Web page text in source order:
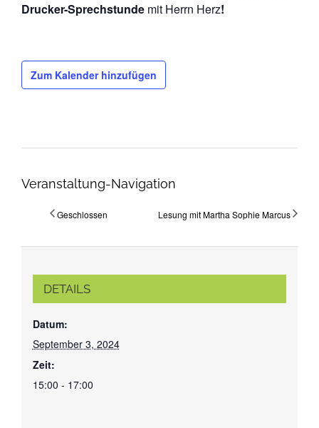
Drucker-Sprechstunde mit Herrn Herz!
Zum Kalender hinzufügen
Veranstaltung-Navigation
Geschlossen Lesung mit Martha Sophie Marcus
DETAILS
Datum:
September 3, 2024
Zeit:
15:00 - 17:00